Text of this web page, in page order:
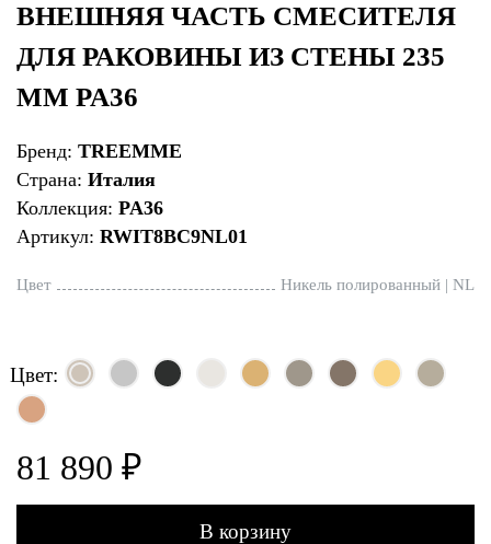
ВНЕШНЯЯ ЧАСТЬ СМЕСИТЕЛЯ
ДЛЯ РАКОВИНЫ ИЗ СТЕНЫ 235
ММ PA36
Бренд: TREEMME
Страна: Италия
Коллекция: PA36
Артикул: RWIT8BC9NL01
Цвет Никель полированный | NL
Цвет:
81 890 ₽
В корзину